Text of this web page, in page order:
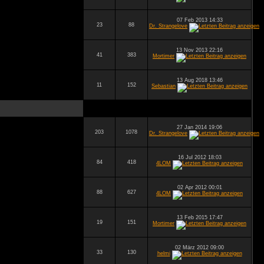
23 88
07 Feb 2013 14:33
Dr. Strangelove
41 383
13 Nov 2013 22:16
Mortimer
11 152
13 Aug 2018 13:46
Sebastian
203 1078
27 Jan 2014 19:06
Dr. Strangelove
84 418
16 Jul 2012 18:03
4LOM
88 627
02 Apr 2012 00:01
4LOM
19 151
13 Feb 2015 17:47
Mortimer
33 130
02 März 2012 09:00
helmi